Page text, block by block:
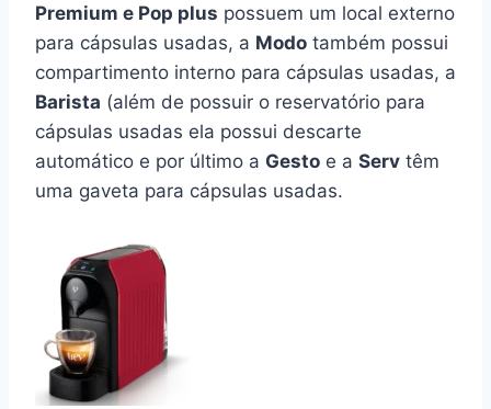
Premium e Pop plus possuem um local externo
para cápsulas usadas, a Modo também possui
compartimento interno para cápsulas usadas, a
Barista (além de possuir o reservatório para
cápsulas usadas ela possui descarte
automático e por último a Gesto e a Serv têm
uma gaveta para cápsulas usadas.